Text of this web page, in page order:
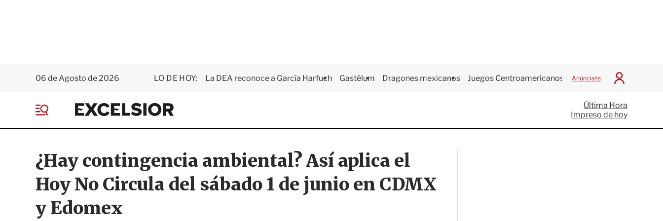
06 de Agosto de 2026 LO DE HOY: La DEA reconoce a García Harfuch Gastélum Dragones mexicanos Juegos Centroamericanos Anúnciate
I
c
i
a
E
x
e
i
o
r
e
Última Hora
Impreso de hoy
¿Hay contingencia ambiental? Así aplica el
Hoy No Circula del sábado 1 de junio en CDMX
y Edomex